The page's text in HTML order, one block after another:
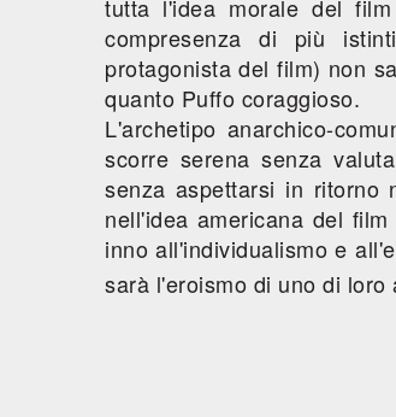
tutta l'idea morale del
compresenza di più
protagonista del film) non
quanto Puffo coraggioso.
L'archetipo anarchico-
scorre serena senza
senza aspettarsi in
nell'idea americana del
inno all'individualismo e
sarà l'eroismo di uno di loro